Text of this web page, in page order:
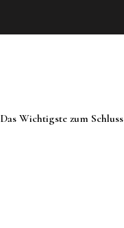
Das Wichtigste zum Schluss